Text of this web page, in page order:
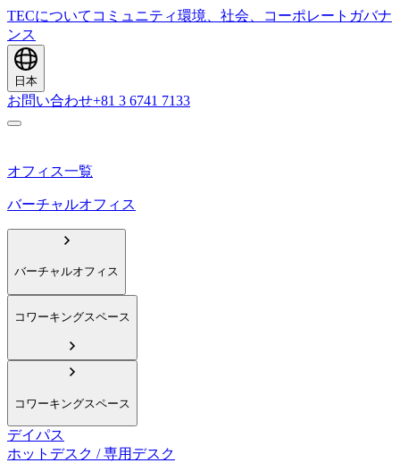
TECについて コミュニティ環境、社会、コーポレートガバナ
ンス
日本
お問い合わせ+81 3 6741 7133
オフィス一覧
バーチャルオフィス
バーチャルオフィス
コワーキングスペース
コワーキングスペース
デイパス
ホットデスク / 専用デスク